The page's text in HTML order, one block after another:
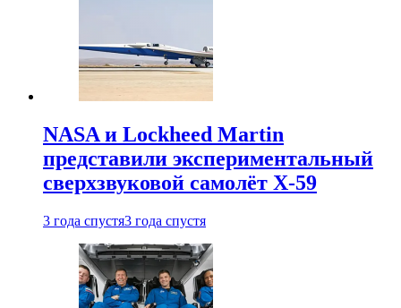
NASA и Lockheed Martin
представили экспериментальный
сверхзвуковой самолёт X-59
3 года спустя3 года спустя